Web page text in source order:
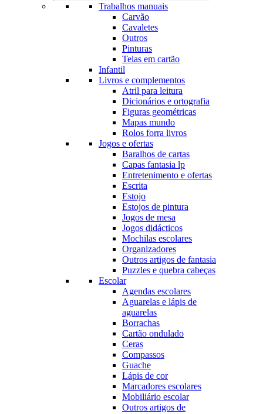
Trabalhos manuais
Carvão
Cavaletes
Outros
Pinturas
Telas em cartão
Infantil
Livros e complementos
Atril para leitura
Dicionários e ortografia
Figuras geométricas
Mapas mundo
Rolos forra livros
Jogos e ofertas
Baralhos de cartas
Capas fantasia lp
Entretenimento e ofertas
Escrita
Estojo
Estojos de pintura
Jogos de mesa
Jogos didácticos
Mochilas escolares
Organizadores
Outros artigos de fantasia
Puzzles e quebra cabeças
Escolar
Agendas escolares
Aguarelas e lápis de
aguarelas
Borrachas
Cartão ondulado
Ceras
Compassos
Guache
Lápis de cor
Marcadores escolares
Mobiliário escolar
Outros artigos de